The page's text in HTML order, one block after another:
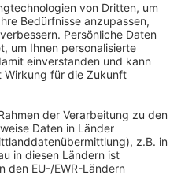
Unsere Marken